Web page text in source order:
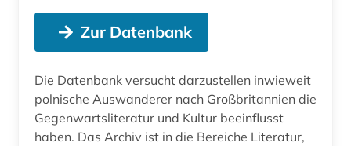
Zur Datenbank
Die Datenbank versucht darzustellen inwieweit
polnische Auswanderer nach Großbritannien die
Gegenwartsliteratur und Kultur beeinflusst
haben. Das Archiv ist in die Bereiche Literatur,